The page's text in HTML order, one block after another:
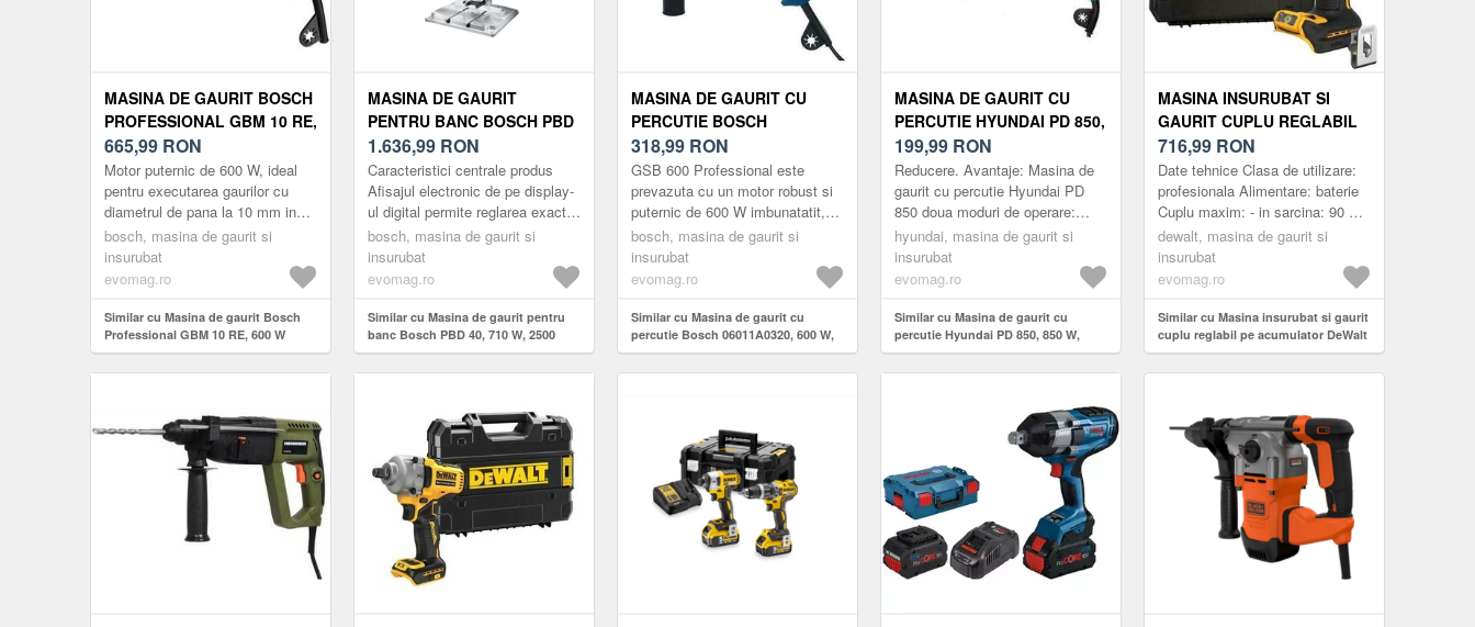
MASINA DE GAURIT BOSCH
PROFESSIONAL GBM 10 RE,
600 W
665,99 RON
Motor puternic de 600 W, ideal
pentru executarea gaurilor cu
diametrul de pana la 10 mm in
metal. Sprijinire in lagar a
arborelui protburghiu pentr...
bosch, masina de gaurit si
insurubat
evomag.ro
Similar cu Masina de gaurit Bosch
Professional GBM 10 RE, 600 W
MASINA DE GAURIT
PENTRU BANC BOSCH PBD
40, 710 W, 2500 RPM
1.636,99 RON
Caracteristici centrale produs
Afisajul electronic de pe display-
ul digital permite reglarea exacta,
adaptata la necesitati, a turatiei,
iar sistem...
bosch, masina de gaurit si
insurubat
evomag.ro
Similar cu Masina de gaurit pentru
banc Bosch PBD 40, 710 W, 2500
RPM
MASINA DE GAURIT CU
PERCUTIE BOSCH
06011A0320, 600 W, 230 V,
3000 RPM
(ALBASTRU/NEGRU)
318,99 RON
GSB 600 Professional este
prevazuta cu un motor robust si
puternic de 600 W imbunatatit,
care ajuta la economisirea
energiei si a timpului pentru f...
bosch, masina de gaurit si
insurubat
evomag.ro
Similar cu Masina de gaurit cu
percutie Bosch 06011A0320, 600 W,
230 V, 3000 rpm (Albastru/Negru)
MASINA DE GAURIT CU
PERCUTIE HYUNDAI PD 850,
850 W, 3000 RPM, TURATIE
VARIABILA
(ALBASTRU/NEGRU)
199,99 RON
Reducere. Avantaje: Masina de
gaurit cu percutie Hyundai PD
850 doua moduri de operare:
rotatie, rotatie cu percutie maner
cauciucat, permite un control si
c...
hyundai, masina de gaurit si
insurubat
evomag.ro
Similar cu Masina de gaurit cu
percutie Hyundai PD 850, 850 W,
3000 RPM, Turatie variabila
(Albastru/Negru)
MASINA INSURUBAT SI
GAURIT CUPLU REGLABIL
PE ACUMULATOR DEWALT
DCD800NT, 650/2000 RPM,
90NM, 18V/SOLO
(NEGRU/GALBEN)
716,99 RON
Date tehnice Clasa de utilizare:
profesionala Alimentare: baterie
Cuplu maxim: - in sarcina: 90 Nm
- in gol: 27 Nm Turatie mers in
gol: - treapta a...
dewalt, masina de gaurit si
insurubat
evomag.ro
Similar cu Masina insurubat si gaurit
cuplu reglabil pe acumulator DeWalt
DCD800NT, 650/2000 RPM, 90Nm,
18V/solo (Negru/Galben)